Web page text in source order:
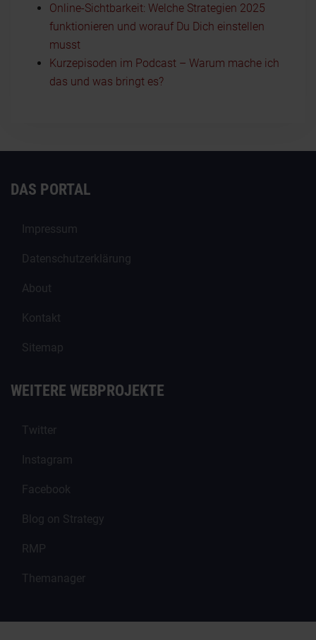
Online-Sichtbarkeit: Welche Strategien 2025
funktionieren und worauf Du Dich einstellen
musst
Kurzepisoden im Podcast – Warum mache ich
das und was bringt es?
DAS PORTAL
Impressum
Datenschutzerklärung
About
Kontakt
Sitemap
WEITERE WEBPROJEKTE
Twitter
Instagram
Facebook
Blog on Strategy
RMP
Themanager